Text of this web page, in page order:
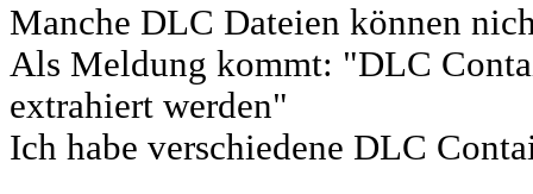
Manche DLC Dateien können
Als Meldung kommt: "DLC
extrahiert werden"
Ich habe verschiedene DLC